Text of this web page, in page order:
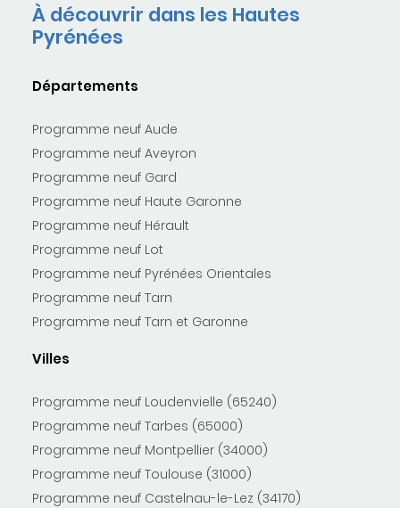
À découvrir dans les Hautes
Pyrénées
Départements
Programme neuf Aude
Programme neuf Aveyron
Programme neuf Gard
Programme neuf Haute Garonne
Programme neuf Hérault
Programme neuf Lot
Programme neuf Pyrénées Orientales
Programme neuf Tarn
Programme neuf Tarn et Garonne
Villes
Programme neuf Loudenvielle (65240)
Programme neuf Tarbes (65000)
Programme neuf Montpellier (34000)
Programme neuf Toulouse (31000)
Programme neuf Castelnau-le-Lez (34170)